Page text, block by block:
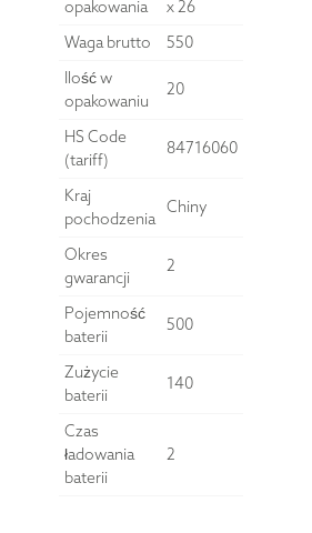
opakowania
x 26
Waga brutto
550
Ilość w
opakowaniu
20
HS Code
(tariff)
84716060
Kraj
pochodzenia
Chiny
Okres
gwarancji
2
Pojemność
baterii
500
Zużycie
baterii
140
Czas
ładowania
baterii
2